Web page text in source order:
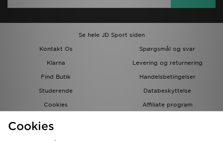
Se hele JD Sport siden
Kontakt Os
Spørgsmål og svar
Klarna
Levering og returnering
Find Butik
Handelsbetingelser
Studerende
Databeskyttelse
Cookies
Affiliate program
Cookies